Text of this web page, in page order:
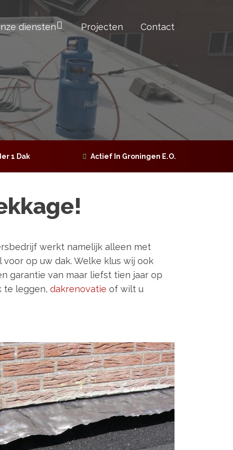
diensten Projecten Contact
1 Dak Actief In Groningen E.O.
werkt namelijk alleen met
op uw dak. Welke klus wij ook
garantie van maar liefst tien jaar op
te leggen, dakrenovatie of wilt u